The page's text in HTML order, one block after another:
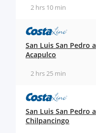
2 hrs 10 min
San Luis San Pedro a
Acapulco
2 hrs 25 min
San Luis San Pedro a
Chilpancingo